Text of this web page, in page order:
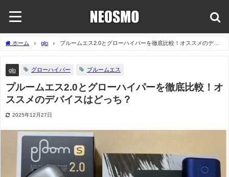
ホーム glo
プルームエス2.0とグローハイパーを徹底比較！オススメのデバ
glo グローハイパー プルームエス
プルームエス2.0とグローハイパーを徹底比較！オ
ススメのデバイスはどっち？
2025年12月27日